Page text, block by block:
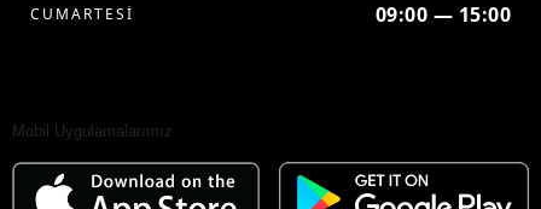
CUMARTESİ 09:00 — 15:00
Mobil Uygulamalarımız